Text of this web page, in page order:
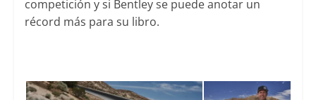
competición y si Bentley se puede anotar un
récord más para su libro.